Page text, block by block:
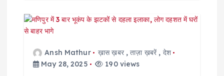
Ansh Mathur ख़ास ख़बर,ताज़ा ख़बरें , देश
May 28, 2025
190 views